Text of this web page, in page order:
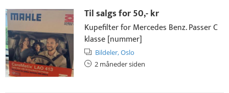
Til salgs for50,- kr
Kupefilter for Mercedes Benz. Passer C
klasse [nummer]
Bildeler,Oslo
2 måneder siden